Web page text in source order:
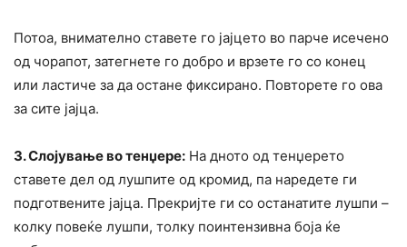
Потоа, внимателно ставете го јајцето во парче исечено
од чорапот, затегнете го добро и врзете го со конец
или ластиче за да остане фиксирано. Повторете го ова
за сите јајца.
3. Слојување во тенџере: На дното од тенџерето
ставете дел од лушпите од кромид, па наредете ги
подготвените јајца. Прекријте ги со останатите лушпи –
колку повеќе лушпи, толку поинтензивна боја ќе